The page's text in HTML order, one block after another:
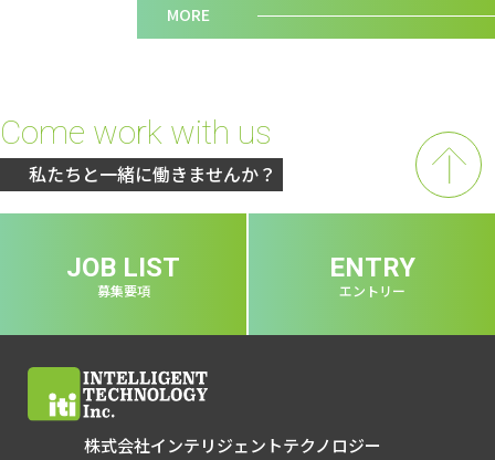
MORE
Come work with us
私たちと一緒に働きませんか？
JOB LIST
募集要項
ENTRY
エントリー
株式会社インテリジェントテクノロジー